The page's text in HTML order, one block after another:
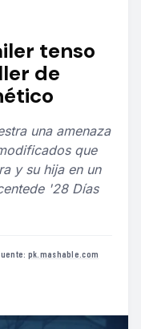
tenso
de
una amenaza
que
y su hija en un
'28 Días
pk.mashable.com